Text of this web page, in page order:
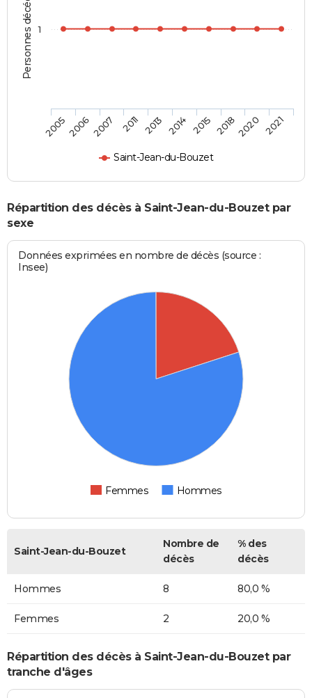
Personnes décédées
Saint-Jean-du-Bouzet
200520062007 2011 2013 2014 2015 20182020 2021
1
Répartition des décès à Saint-Jean-du-Bouzet par
sexe
Données exprimées en nombre de décès (source :
Insee)
Femmes Hommes
Saint-Jean-du-Bouzet
Nombre de
décès
% des
décès
Hommes 8 80,0 %
Femmes 2 20,0 %
Répartition des décès à Saint-Jean-du-Bouzet par
tranche d'âges